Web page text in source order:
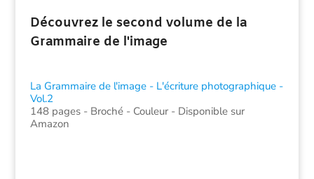
Découvrez le second volume de la
Grammaire de l'image
La Grammaire de l'image - L'écriture photographique -
Vol.2
148 pages - Broché - Couleur - Disponible sur
Amazon